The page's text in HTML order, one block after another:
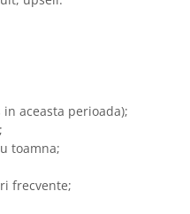
aceasta perioada);
toamna;
frecvente;